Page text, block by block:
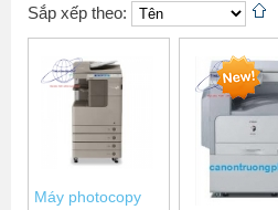
Sắp xếp theo:
Máy photocopy